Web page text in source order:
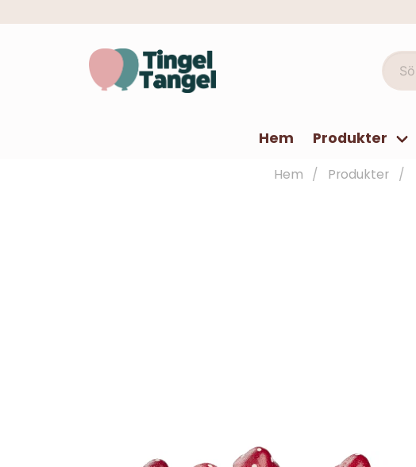
Sök...
Hem Produkter
Hem Produkter